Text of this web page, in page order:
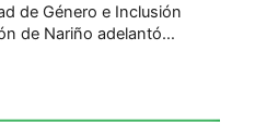
de Género e Inclusión
de Nariño adelantó…